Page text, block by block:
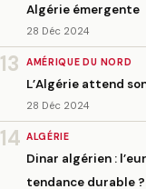
Algérie émergente
28 Déc 2024
13 AMÉRIQUE DU NORD
L’Algérie attend
28 Déc 2024
14 ALGÉRIE
Dinar algérien :
tendance durable ?